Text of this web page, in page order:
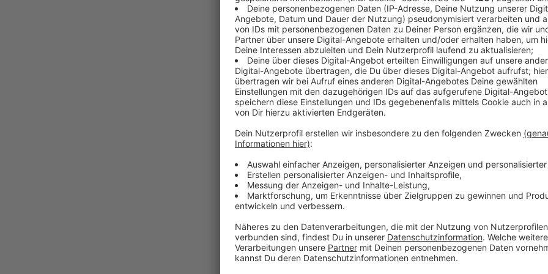
Comedy
Elvis Eifel - Das
Anzeige
Vorstellen brauchen wir ihn euch nicht. Seit 2003
seine Späße am Telefon mit seinen Hörerinnen und
müssen am Ende mit lachen - wenn auch nicht
bekommen könnt, ist Elvis nun unter die Podcaster
die Uhr zur Verfügung. Hier bekommt Ihr außerdem
Telefonate in längerer Version. Elvis wird sich mit
Telefonate aus den letzten zwei Jahrzehnten
ergangen ist und wobei er selbst mal ins
und bitte nicht erschrecken, wenn dabei das